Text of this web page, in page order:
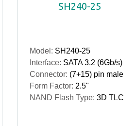
SH240-25
Model: SH240-25
Interface: SATA 3.2 (6Gb/s)
Connector: (7+15) pin male
Form Factor: 2.5"
NAND Flash Type: 3D TLC